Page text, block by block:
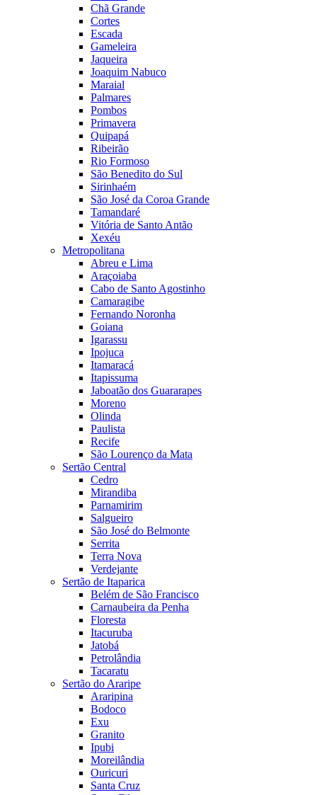
Chã Grande
Cortes
Escada
Gameleira
Jaqueira
Joaquim Nabuco
Maraial
Palmares
Pombos
Primavera
Quipapá
Ribeirão
Rio Formoso
São Benedito do Sul
Sirinhaém
São José da Coroa Grande
Tamandaré
Vitória de Santo Antão
Xexéu
Metropolitana
Abreu e Lima
Araçoiaba
Cabo de Santo Agostinho
Camaragibe
Fernando Noronha
Goiana
Igarassu
Ipojuca
Itamaracá
Itapissuma
Jaboatão dos Guararapes
Moreno
Olinda
Paulista
Recife
São Lourenço da Mata
Sertão Central
Cedro
Mirandiba
Parnamirim
Salgueiro
São José do Belmonte
Serrita
Terra Nova
Verdejante
Sertão de Itaparica
Belém de São Francisco
Carnaubeira da Penha
Floresta
Itacuruba
Jatobá
Petrolândia
Tacaratu
Sertão do Araripe
Araripina
Bodoco
Exu
Granito
Ipubi
Moreilândia
Ouricuri
Santa Cruz